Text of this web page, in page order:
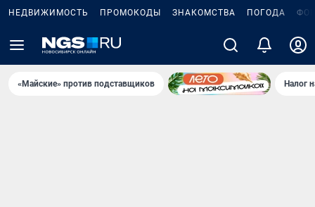
НЕДВИЖИМОСТЬ ПРОМОКОДЫ ЗНАКОМСТВА ПОГОДА
«Майские» против подставщиков Налог